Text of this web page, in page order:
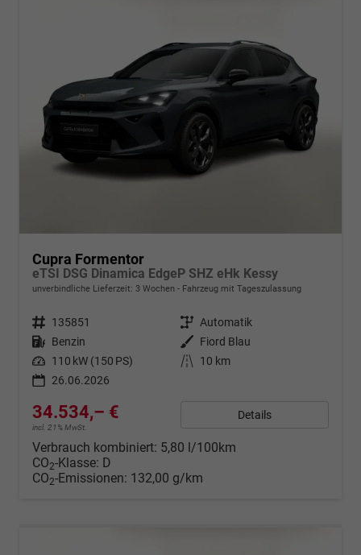
Cupra Formentor
eTSI DSG Dinamica EdgeP SHZ eHk Kessy
unverbindliche Lieferzeit: 3 Wochen Fahrzeug mit Tageszulassung
Fahrzeugnr. 135851 Getriebe Automatik
Kraftstoff Benzin Außenfarbe Fiord Blau
Leistung 110 kW (150 PS) Kilometerstand
10 km
26.06.2026
34.534,– €
incl. 21% MwSt.
Details
Verbrauch kombiniert: 5,80 l/100km
CO2-Klasse: D
CO2-Emissionen: 132,00 g/km